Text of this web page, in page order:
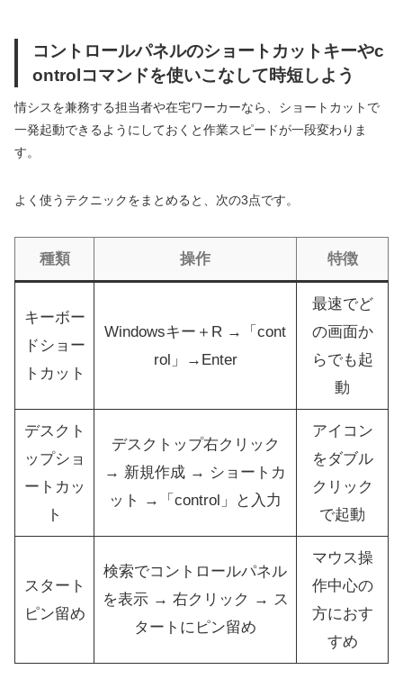
コントロールパネルのショートカットキーやc
ontrolコマンドを使いこなして時短しよう
情シスを兼務する担当者や在宅ワーカーなら、ショートカットで
一発起動できるようにしておくと作業スピードが一段変わりま
す。
よく使うテクニックをまとめると、次の3点です。
種類 操作 特徴
キーボー
ドショー
トカット
Windowsキー＋R →「cont
rol」→Enter
最速でど
の画面か
らでも起
動
デスクト
ップショ
ートカッ
ト
デスクトップ右クリック
→ 新規作成 → ショートカ
ット →「control」と入力
アイコン
をダブル
クリック
で起動
スタート
ピン留め
検索でコントロールパネル
を表示 → 右クリック → ス
タートにピン留め
マウス操
作中心の
方におす
すめ